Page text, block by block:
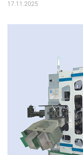
17.11.2025